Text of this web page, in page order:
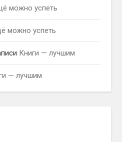
можно успеть
можно успеть
Книги — лучшим
— лучшим